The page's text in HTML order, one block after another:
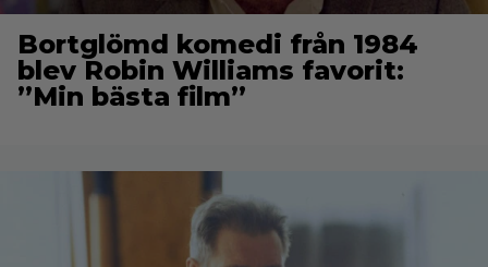
Bortglömd komedi från 1984
blev Robin Williams favorit:
”Min bästa film”